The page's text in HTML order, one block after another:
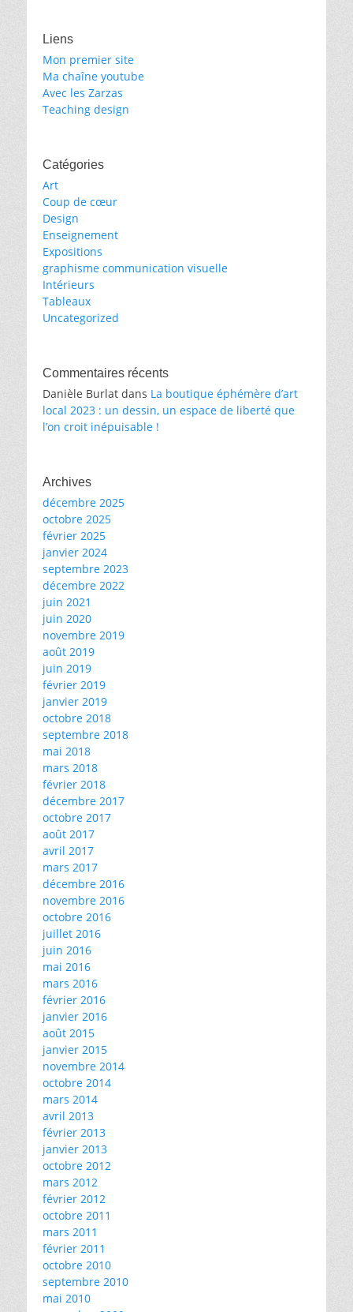
Liens
Mon premier site
Ma chaîne youtube
Avec les Zarzas
Teaching design
Catégories
Art
Coup de cœur
Design
Enseignement
Expositions
graphisme communication visuelle
Intérieurs
Tableaux
Uncategorized
Commentaires récents
Danièle Burlat dans La boutique éphémère d’art
local 2023 : un dessin, un espace de liberté que
l’on croit inépuisable !
Archives
décembre 2025
octobre 2025
février 2025
janvier 2024
septembre 2023
décembre 2022
juin 2021
juin 2020
novembre 2019
août 2019
juin 2019
février 2019
janvier 2019
octobre 2018
septembre 2018
mai 2018
mars 2018
février 2018
décembre 2017
octobre 2017
août 2017
avril 2017
mars 2017
décembre 2016
novembre 2016
octobre 2016
juillet 2016
juin 2016
mai 2016
mars 2016
février 2016
janvier 2016
août 2015
janvier 2015
novembre 2014
octobre 2014
mars 2014
avril 2013
février 2013
janvier 2013
octobre 2012
mars 2012
février 2012
octobre 2011
mars 2011
février 2011
octobre 2010
septembre 2010
mai 2010